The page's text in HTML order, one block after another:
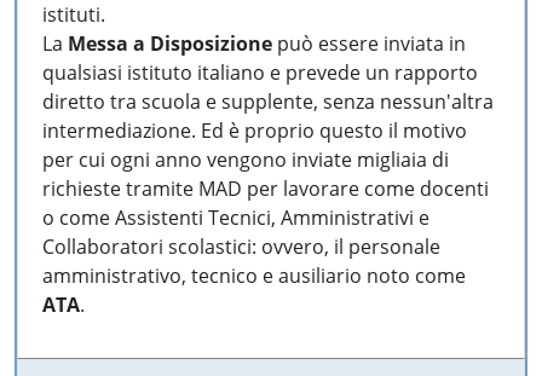
istituti.
La Messa a Disposizione può essere inviata in
qualsiasi istituto italiano e prevede un rapporto
diretto tra scuola e supplente, senza nessun'altra
intermediazione. Ed è proprio questo il motivo
per cui ogni anno vengono inviate migliaia di
richieste tramite MAD per lavorare come docenti
o come Assistenti Tecnici, Amministrativi e
Collaboratori scolastici: ovvero, il personale
amministrativo, tecnico e ausiliario noto come
ATA.